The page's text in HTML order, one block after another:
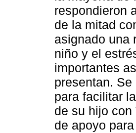
respondieron
de la mitad
asignado una
niño y el
importantes
presentan.
para facilitar
de su hijo
de apoyo